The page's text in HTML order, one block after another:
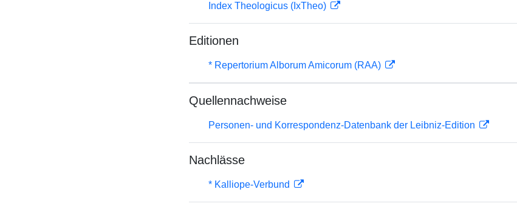
Index Theologicus (IxTheo)
Editionen
* Repertorium Alborum Amicorum (RAA)
Quellennachweise
Personen- und Korrespondenz-Datenbank der Leibniz-Edition
Nachlässe
* Kalliope-Verbund